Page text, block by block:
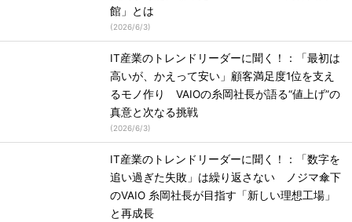
館」とは
(2026/6/3)
IT産業のトレンドリーダーに聞く！：「最初は
高いが、かえって安い」顧客満足度1位を支え
るモノ作り VAIOの糸岡社長が語る“値上げ”の
真意と次なる挑戦
(2026/6/3)
IT産業のトレンドリーダーに聞く！：「数字を
追い過ぎた失敗」は繰り返さない ノジマ傘下
のVAIO 糸岡社長が目指す「新しい理想工場」
と再成長